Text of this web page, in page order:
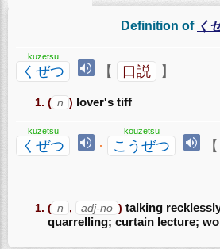
Definition of く
くぜつ
kuzetsu
【 口説 】
( n ) lover's tiff
くぜつ
kuzetsu
· こうぜつ
kouzetsu
【
( n , adj-no ) talking
quarrelling; curtain lecture;